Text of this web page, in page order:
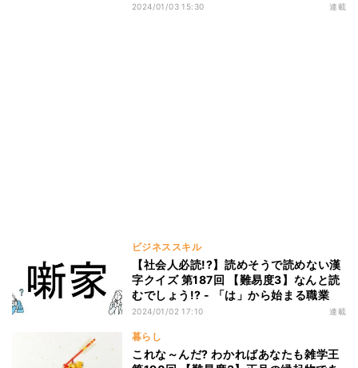
2024/01/03 15:30 連載
ビジネススキル
【社会人必読!?】読めそうで読めない漢
字クイズ 第187回 【難易度3】なんと読
むでしょう!? - 「は」から始まる職業
2024/01/02 17:10 連載
暮らし
これな～んだ? わかればあなたも雑学王